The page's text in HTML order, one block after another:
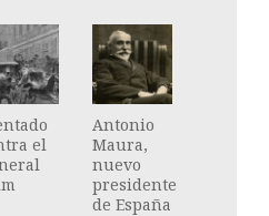
el
Antonio
Maura,
nuevo
presidente
de España